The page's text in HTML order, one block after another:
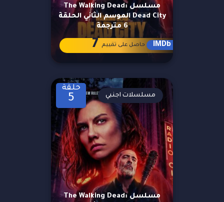
مسلسل The Walking Dead:
Dead City الموسم الثاني الحلقة
6 مترجمة
IMDb حاصل على تقييم 7
حلقة
5
مسلسل The Walking Dead:
مسلسلات اجنبي